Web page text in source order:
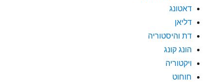
דאטונג
דליאן
דת והיסטוריה
הונג קונג
ויקטוריה
חוחוט